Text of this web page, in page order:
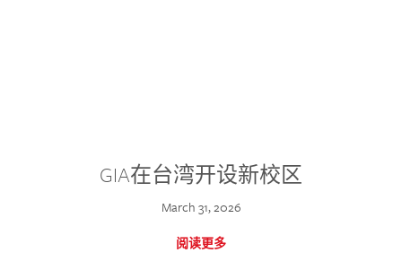
GIA在台湾开设新校区
March 31, 2026
阅读更多